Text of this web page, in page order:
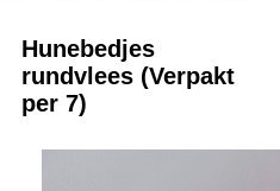
Hunebedjes
rundvlees (Verpakt
per 7)